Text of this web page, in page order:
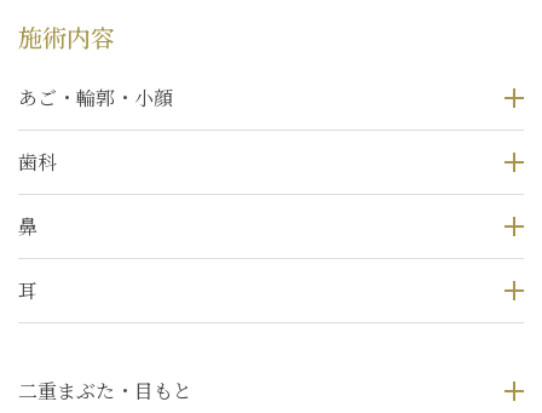
施術内容
あご・輪郭・小顔
歯科
鼻
耳
二重まぶた・目もと